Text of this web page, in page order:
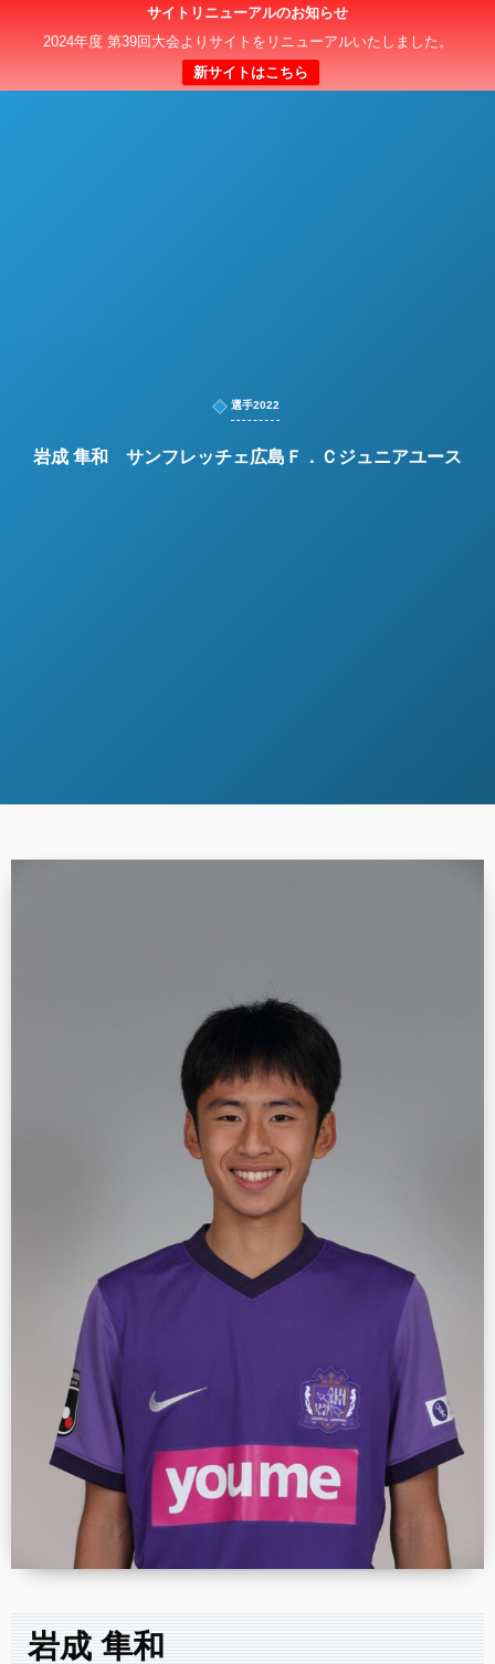
サイトリニューアルのお知らせ
2024年度 第39回大会よりサイトをリニューアルいたしました。
新サイトはこちら
日本クラブユースサッカー選手権（U-15）大会
選手2022
岩成 隼和 サンフレッチェ広島Ｆ．Ｃジュニアユース
岩成 隼和